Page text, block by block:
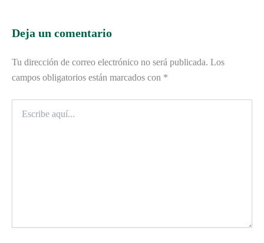
Deja un comentario
Tu dirección de correo electrónico no será publicada. Los
campos obligatorios están marcados con *
aquí...